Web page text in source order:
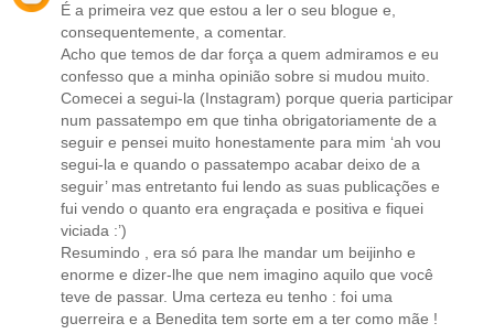
É a primeira vez que estou a ler o seu blogue e,
consequentemente, a comentar.
Acho que temos de dar força a quem admiramos e eu
confesso que a minha opinião sobre si mudou muito.
Comecei a segui-la (Instagram) porque queria participar
num passatempo em que tinha obrigatoriamente de a
seguir e pensei muito honestamente para mim ‘ah vou
segui-la e quando o passatempo acabar deixo de a
seguir’ mas entretanto fui lendo as suas publicações e
fui vendo o quanto era engraçada e positiva e fiquei
viciada :’)
Resumindo , era só para lhe mandar um beijinho e
enorme e dizer-lhe que nem imagino aquilo que você
teve de passar. Uma certeza eu tenho : foi uma
guerreira e a Benedita tem sorte em a ter como mãe !